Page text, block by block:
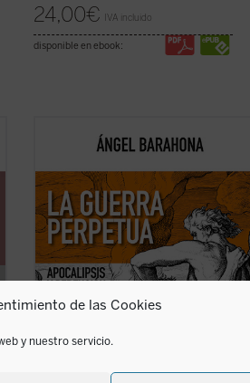
de las Cookies
y nuestro servicio.
24,00€ IVA incluido
disponible en ebook:
Las preguntas que surgen en este
hostilidad guerrera ha sido un hecho
constatable, permanente a lo largo de la
historia de la humanidad y podemos
sospechar que lo seguirá siendo? ¿Por
qué la actividad ...(ver ficha)